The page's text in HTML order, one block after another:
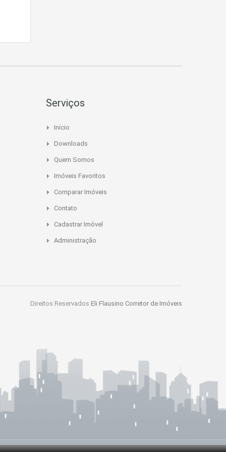
Serviços
Início
Downloads
Quem Somos
Imóveis Favoritos
Comparar Imóveis
Contato
Cadastrar Imóvel
Administração
Direitos Reservados Eli Flausino Corretor de Imóveis